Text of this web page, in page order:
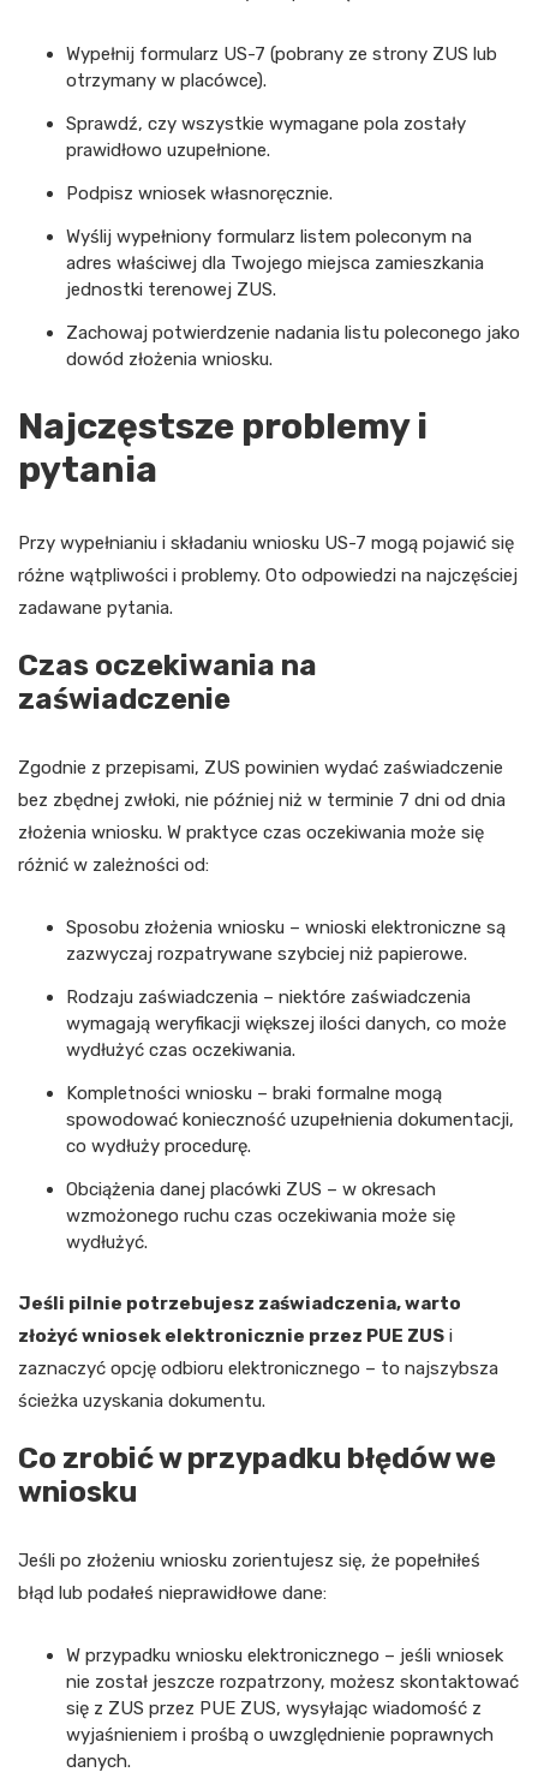
Wypełnij formularz US-7 (pobrany ze strony ZUS lub
otrzymany w placówce).
Sprawdź, czy wszystkie wymagane pola zostały
prawidłowo uzupełnione.
Podpisz wniosek własnoręcznie.
Wyślij wypełniony formularz listem poleconym na
adres właściwej dla Twojego miejsca zamieszkania
jednostki terenowej ZUS.
Zachowaj potwierdzenie nadania listu poleconego jako
dowód złożenia wniosku.
Najczęstsze problemy i
pytania
Przy wypełnianiu i składaniu wniosku US-7 mogą pojawić się
różne wątpliwości i problemy. Oto odpowiedzi na najczęściej
zadawane pytania.
Czas oczekiwania na
zaświadczenie
Zgodnie z przepisami, ZUS powinien wydać zaświadczenie
bez zbędnej zwłoki, nie później niż w terminie 7 dni od dnia
złożenia wniosku. W praktyce czas oczekiwania może się
różnić w zależności od:
Sposobu złożenia wniosku – wnioski elektroniczne są
zazwyczaj rozpatrywane szybciej niż papierowe.
Rodzaju zaświadczenia – niektóre zaświadczenia
wymagają weryfikacji większej ilości danych, co może
wydłużyć czas oczekiwania.
Kompletności wniosku – braki formalne mogą
spowodować konieczność uzupełnienia dokumentacji,
co wydłuży procedurę.
Obciążenia danej placówki ZUS – w okresach
wzmożonego ruchu czas oczekiwania może się
wydłużyć.
Jeśli pilnie potrzebujesz zaświadczenia, warto
złożyć wniosek elektronicznie przez PUE ZUS i
zaznaczyć opcję odbioru elektronicznego – to najszybsza
ścieżka uzyskania dokumentu.
Co zrobić w przypadku błędów we
wniosku
Jeśli po złożeniu wniosku zorientujesz się, że popełniłeś
błąd lub podałeś nieprawidłowe dane:
W przypadku wniosku elektronicznego – jeśli wniosek
nie został jeszcze rozpatrzony, możesz skontaktować
się z ZUS przez PUE ZUS, wysyłając wiadomość z
wyjaśnieniem i prośbą o uwzględnienie poprawnych
danych.